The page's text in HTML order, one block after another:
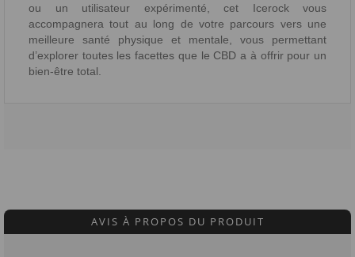
ou un utilisateur expérimenté, cet Icerock vous
accompagnera tout au long de votre parcours vers une
meilleure santé physique et mentale, vous permettant
d’explorer toutes les facettes que le CBD a à offrir pour un
bien-être total.
AVIS À PROPOS DU PRODUIT